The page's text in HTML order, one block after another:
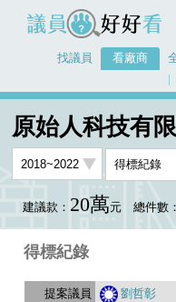
議員好好看
找議員 看廠商
原始人科技有
建議款： 20萬元 總件數：
得標紀錄
劉哲彰